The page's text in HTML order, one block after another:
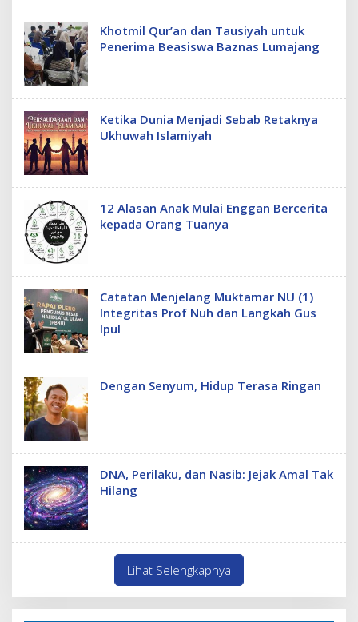
Khotmil Qur’an dan Tausiyah untuk
Penerima Beasiswa Baznas Lumajang
Ketika Dunia Menjadi Sebab Retaknya
Ukhuwah Islamiyah
12 Alasan Anak Mulai Enggan Bercerita
kepada Orang Tuanya
Catatan Menjelang Muktamar NU (1)
Integritas Prof Nuh dan Langkah Gus
Ipul
Dengan Senyum, Hidup Terasa Ringan
DNA, Perilaku, dan Nasib: Jejak Amal Tak
Hilang
Lihat Selengkapnya